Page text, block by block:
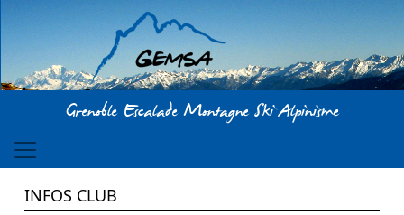
Aller au contenu principal
Grenoble Escalade Montagne Ski Alpinisme
INFOS CLUB